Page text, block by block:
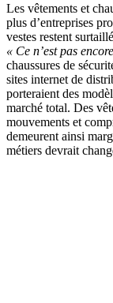
Les vêtements et
plus d’entreprises
vestes restent
« Ce n’est pas
chaussures de
sites internet de
porteraient des
marché total. Des
mouvements et
demeurent ainsi
métiers devrait